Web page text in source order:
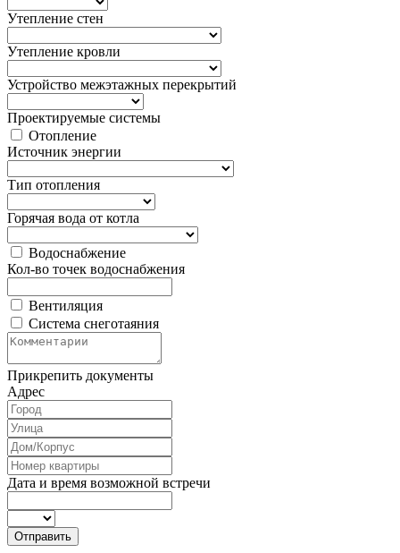
Утепление стен
Утепление кровли
Устройство межэтажных перекрытий
Проектируемые системы
Отопление
Источник энергии
Тип отопления
Горячая вода от котла
Водоснабжение
Кол-во точек водоснабжения
Вентиляция
Система снеготаяния
Прикрепить документы
Адрес
Дата и время возможной встречи
Отправить